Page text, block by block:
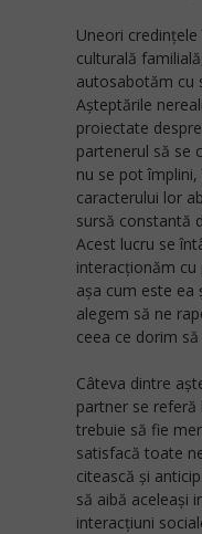
Uneori
culturală
autosabotăm cu
Așteptările
proiectate
partenerul să se
nu se pot
caracterului lor
sursă constantă
Acest lucru se
interacționăm
așa cum este ea
alegem să ne
ceea ce dorim să
Câteva dintre
partner se referă
trebuie să fie
satisfacă toate
citească și
să aibă aceleași
interacțiuni